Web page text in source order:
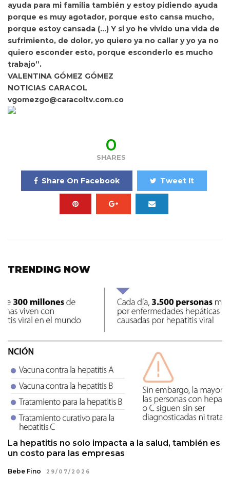
ayuda para mi familia también y estoy pidiendo ayuda
porque es muy agotador, porque esto cansa mucho,
porque estoy cansada (…) Y si yo he vivido una vida de
sufrimiento, de dolor, yo quiero ya no callar y yo ya no
quiero esconder esto, porque esconderlo es mucho
trabajo”.
VALENTINA GÓMEZ GÓMEZ
NOTICIAS CARACOL
vgomezgo@caracoltv.com.co
0
SHARES
Share On Facebook Tweet It
TRENDING NOW
La hepatitis no solo impacta a la salud, también es
un costo para las empresas
Bebe Fino 29/07/2026